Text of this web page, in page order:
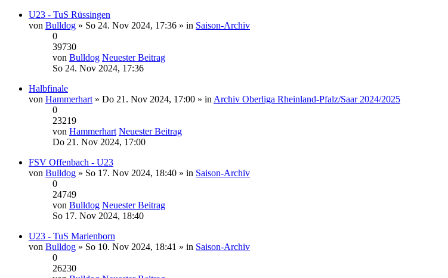
U23 - TuS Rüssingen
von Bulldog » So 24. Nov 2024, 17:36 » in Saison-Archiv
0
39730
von Bulldog Neuester Beitrag
So 24. Nov 2024, 17:36
Halbfinale
von Hammerhart » Do 21. Nov 2024, 17:00 » in Archiv Oberliga Rheinland-Pfalz/Saar 2024/2025
0
23219
von Hammerhart Neuester Beitrag
Do 21. Nov 2024, 17:00
FSV Offenbach - U23
von Bulldog » So 17. Nov 2024, 18:40 » in Saison-Archiv
0
24749
von Bulldog Neuester Beitrag
So 17. Nov 2024, 18:40
U23 - TuS Marienborn
von Bulldog » So 10. Nov 2024, 18:41 » in Saison-Archiv
0
26230